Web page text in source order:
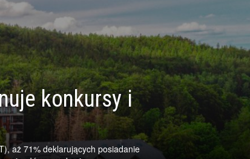
konkursy i
aż 71% deklarujących posiadanie